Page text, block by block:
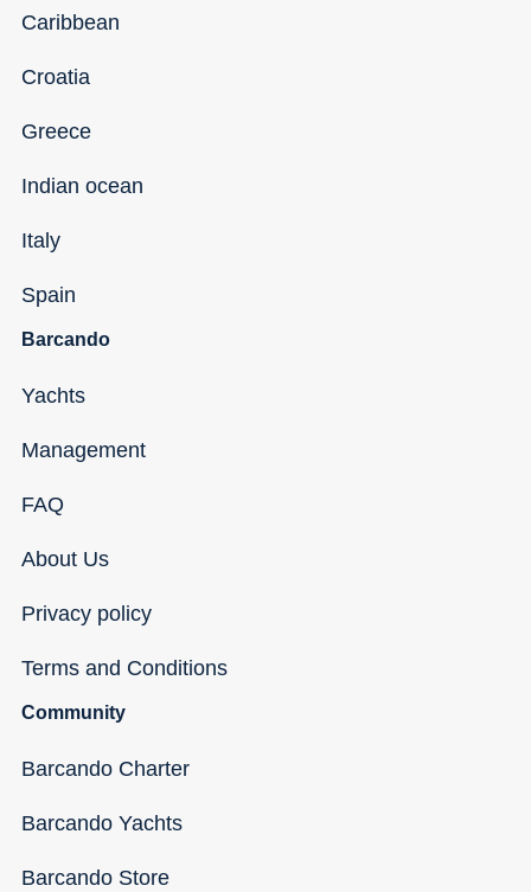
Caribbean
Croatia
Greece
Indian ocean
Italy
Spain
Barcando
Yachts
Management
FAQ
About Us
Privacy policy
Terms and Conditions
Community
Barcando Charter
Barcando Yachts
Barcando Store